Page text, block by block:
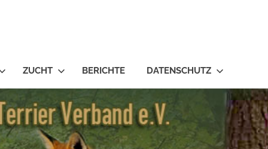
ZUCHT BERICHTE DATENSCHUTZ